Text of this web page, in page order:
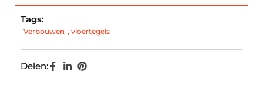
Tags:
Verbouwen , vloertegels
Delen: